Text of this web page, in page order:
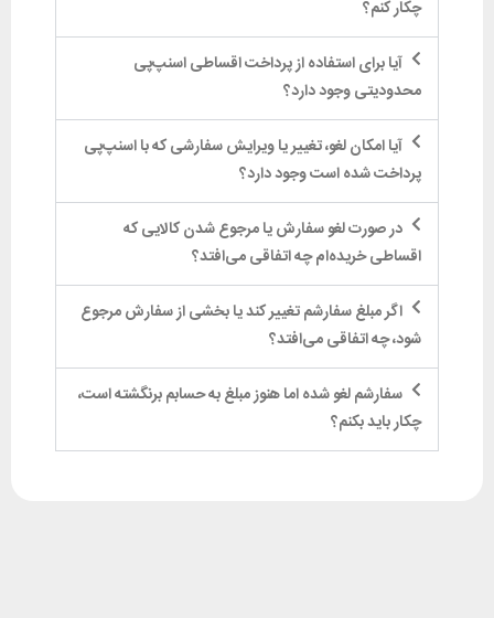
چکار کنم؟
آیا برای استفاده از پرداخت اقساطی اسنپ‌پی
محدودیتی وجود دارد؟
آیا امکان لغو، تغییر یا ویرایش سفارشی که با اسنپ‌پی
پرداخت شده است وجود دارد؟
در صورت لغو سفارش یا مرجوع شدن کالایی که
اقساطی خریده‌ام چه اتفاقی می‌افتد؟
اگر مبلغ سفارشم تغییر کند یا بخشی از سفارش مرجوع
شود، چه اتفاقی می‌افتد؟
سفارشم لغو شده اما هنوز مبلغ به حسابم برنگشته است،
چکار باید بکنم؟